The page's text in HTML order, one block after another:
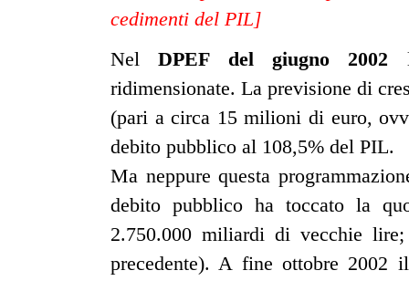
cedimenti del PIL]
NelDPEF del giugno 2002
ridimensionate. La previsione di
(pari a circa 15 milioni di euro,
debito pubblico al 108,5% del PIL.
Ma neppure questa
debito pubblico ha toccato la
2.750.000 miliardi di vecchie
precedente). A fine ottobre